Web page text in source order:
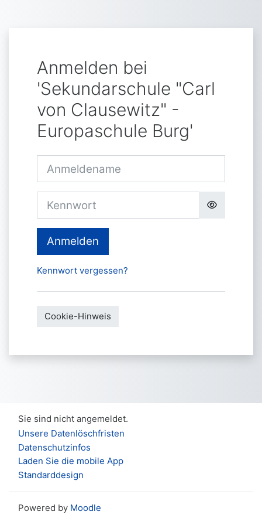
Anmelden bei
'Sekundarschule "Carl
von Clausewitz" -
Europaschule Burg'
Anmelden
Kennwort vergessen?
Cookie-Hinweis
Sie sind nicht angemeldet.
Unsere Datenlöschfristen
Datenschutzinfos
Laden Sie die mobile App
Standarddesign
Powered by Moodle